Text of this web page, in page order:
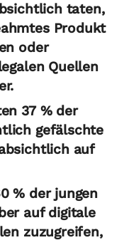
taten,
Produkt
oder
Quellen
37 % der
gefälschte
auf
% der jungen
auf digitale
zuzugreifen,